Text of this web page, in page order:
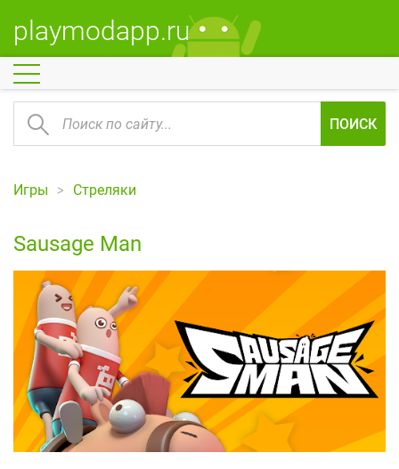
playmodapp.ru
ПОИСК
Игры Стреляки
Sausage Man